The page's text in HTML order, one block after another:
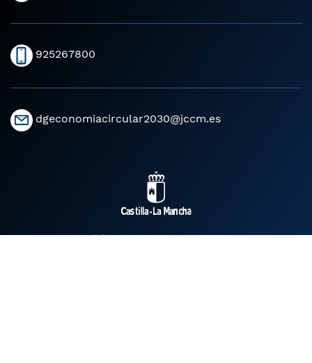
925267800
dgeconomiacircular2030@jccm.es